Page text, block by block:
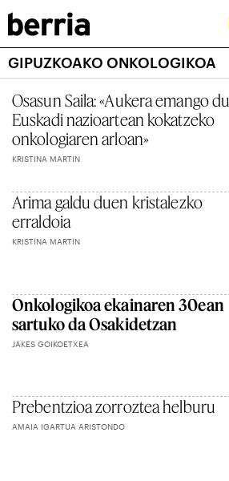
GIPUZKOAKO ONKOLOGIKOA
Osasun Saila: «Aukera emango du
Euskadi nazioartean kokatzeko
onkologiaren arloan»
KRISTINA MARTIN
Arima galdu duen kristalezko
erraldoia
KRISTINA MARTIN
Onkologikoa ekainaren 30ean
sartuko da Osakidetzan
JAKES GOIKOETXEA
Prebentzioa zorroztea helburu
AMAIA IGARTUA ARISTONDO